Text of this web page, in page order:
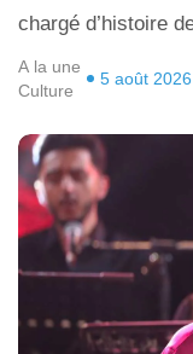
chargé d’histoire
A la une
Culture
5 août 2026